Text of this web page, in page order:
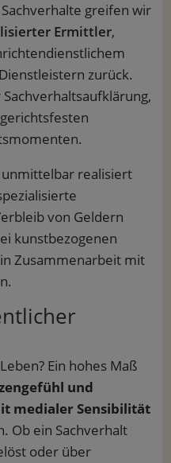
greifen wir
Ermittler,
zurück.
realisiert
von Geldern
kunstbezogenen
Zusammenarbeit mit
Ein hohes Maß
und
medialer Sensibilität
Ob ein Sachverhalt
oder über